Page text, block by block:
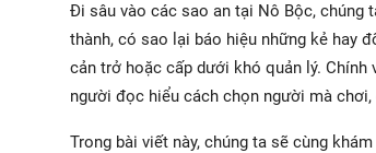
Đi sâu vào các sao an tại Nô Bộc, chúng
thành, có sao lại báo hiệu những kẻ hay
cản trở hoặc cấp dưới khó quản lý. Chính
người đọc hiểu cách chọn người mà
Trong bài viết này, chúng ta sẽ cùng